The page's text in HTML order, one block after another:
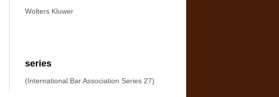
Wolters Kluwer
series
(International Bar Association Series 27)